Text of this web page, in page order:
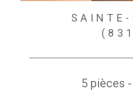
SAINTE-
5 pièces